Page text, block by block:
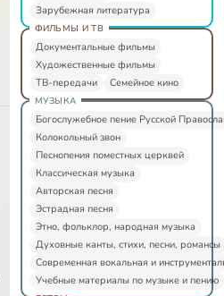
Зарубежная литература
ФИЛЬМЫ И ТВ
Документальные фильмы
Художественные фильмы
ТВ-передачи
Семейное кино
МУЗЫКА
Богослужебное пение Русской
Колокольный звон
Песнопения поместных церквей
Классическая музыка
Авторская песня
Эстрадная песня
Этно, фольклор, народная музыка
Духовные канты, стихи, песни, романсы
Современная вокальная и
Учебные материалы по музыке и пению